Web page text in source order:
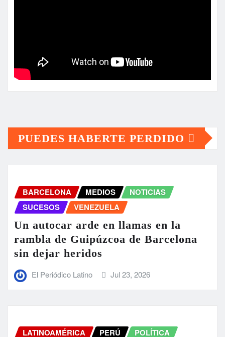
PUEDES HABERTE PERDIDO
BARCELONA MEDIOS
NOTICIAS
SUCESOS
VENEZUELA
Un autocar arde en llamas en la
rambla de Guipúzcoa de Barcelona
sin dejar heridos
El Periódico Latino Jul 23, 2026
LATINOAMÉRICA PERÚ POLÍTICA